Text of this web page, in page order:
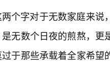
个字对于无数家庭来
无数个日夜的煎熬，
于那些承载着全家希